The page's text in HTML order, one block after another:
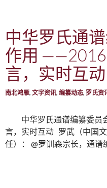
中华罗氏通
作用
言，实时互动
南北鸿雁, 文字资讯, 编纂动态, 罗氏资
中华罗氏通谱编纂委员
言，实时互动 罗武（中国
任）： @罗训森宗长，通